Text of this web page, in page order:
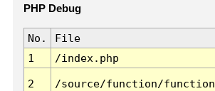
PHP Debug
No. File
1
/index.php
2 /source/function/